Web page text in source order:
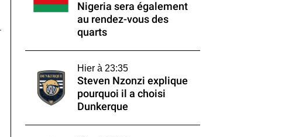
Nigeria sera également
au rendez-vous des
quarts
Hier à 23:35
Steven Nzonzi explique
pourquoi il a choisi
Dunkerque